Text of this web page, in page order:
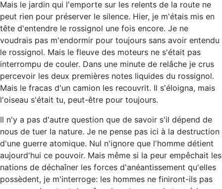
Mais le jardin qui l'emporte sur les relents de la route ne
peut rien pour préserver le silence. Hier, je m'étais mis en
tête d'entendre le rossignol une fois encore. Je ne
voudrais pas m'endormir pour toujours sans avoir entendu
le rossignol. Mais le fleuve des moteurs ne s'était pas
interrompu de couler. Dans une minute de relâche je crus
percevoir les deux premières notes liquides du rossignol.
Mais le fracas d'un camion les recouvrit. Il s'éloigna, mais
l'oiseau s'était tu, peut-être pour toujours.
Il n'y a pas d'autre question que de savoir s'il dépend de
nous de tuer la nature. Je ne pense pas ici à la destruction
d'une guerre atomique. Nul n'ignore que l'homme détient
aujourd'hui ce pouvoir. Mais même si la peur empêchait les
nations de déchaîner les forces d'anéantissement qu'elles
possèdent, je m'interroge: les hommes ne finiront-ils pas